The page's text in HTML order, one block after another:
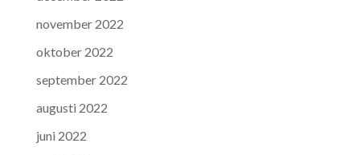
november 2022
oktober 2022
september 2022
augusti 2022
juni 2022